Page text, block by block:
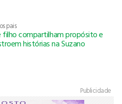
pais
filho compartilham propósito e
histórias na Suzano
Publicidade